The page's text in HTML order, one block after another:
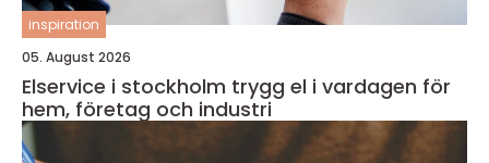
inspiration
05. August 2026
Elservice i stockholm trygg el i vardagen för
hem, företag och industri